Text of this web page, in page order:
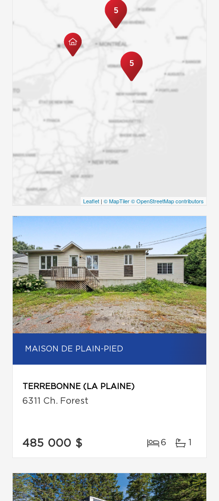
5
5
Leaflet | © MapTiler© OpenStreetMap contributors
MAISON DE PLAIN-PIED
TERREBONNE (LA PLAINE)
6311 Ch. Forest
485 000 $ 6 1